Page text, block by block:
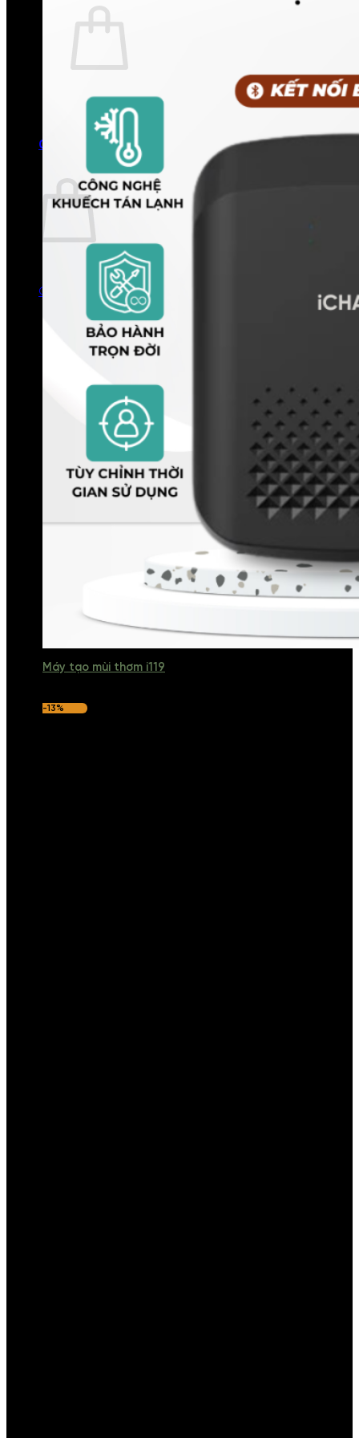
Chưa có sản phẩm trong giỏ hàng.
Quay trở lại cửa hàng
0
Giỏ hàng
Chưa có sản phẩm trong giỏ hàng.
Quay trở lại cửa hàng
Máy tạo mùi thơm i119
-13%